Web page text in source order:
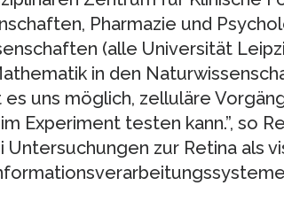
Pharmazie und
(alle Universität
in den
es uns möglich, zelluläre
Experiment testen kann.”, so
Untersuchungen zur Retina als